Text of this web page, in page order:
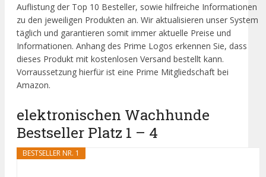
Auflistung der Top 10 Besteller, sowie hilfreiche Informationen
zu den jeweiligen Produkten an. Wir aktualisieren unser System
täglich und garantieren somit immer aktuelle Preise und
Informationen. Anhang des Prime Logos erkennen Sie, dass
dieses Produkt mit kostenlosen Versand bestellt kann.
Vorraussetzung hierfür ist eine Prime Mitgliedschaft bei
Amazon.
elektronischen Wachhunde
Bestseller Platz 1 – 4
BESTSELLER NR. 1